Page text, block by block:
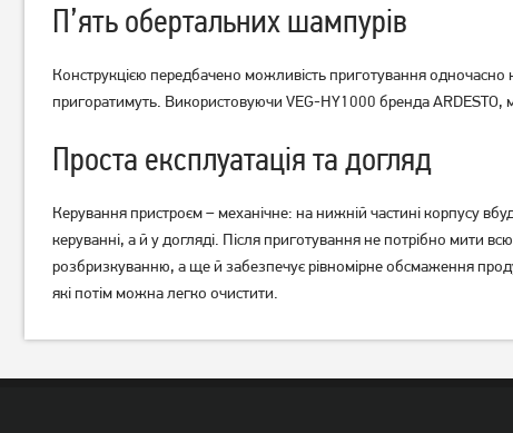
П’ять обертальних шампурів
Конструкцією передбачено можливість приготування одночасно
пригоратимуть. Використовуючи VEG-HY1000 бренда ARDESTO,
Проста експлуатація та догляд
Керування пристроєм – механічне: на нижній частині корпусу
керуванні, а й у догляді. Після приготування не потрібно мити
розбризкуванню, а ще й забезпечує рівномірне обсмаження
які потім можна легко очистити.